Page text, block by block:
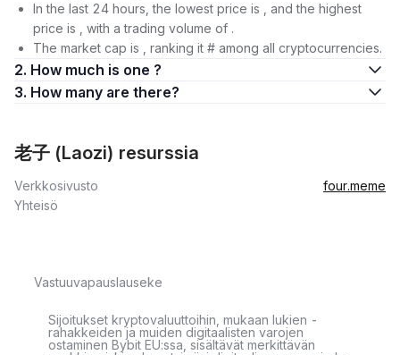
In the last 24 hours, the lowest price is , and the highest
price is , with a trading volume of .
The market cap is , ranking it # among all cryptocurrencies.
2. How much is one ?
3. How many are there?
老子 (Laozi) resurssia
Verkkosivusto
four.meme
Yhteisö
Vastuuvapauslauseke
Sijoitukset kryptovaluuttoihin, mukaan lukien -
rahakkeiden ja muiden digitaalisten varojen
ostaminen Bybit EU:ssa, sisältävät merkittävän